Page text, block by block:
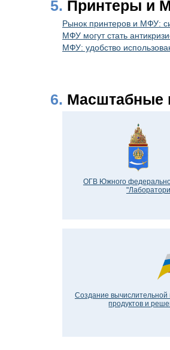
5. Принтеры и
Рынок принтеров и МФУ:
МФУ могут стать
МФУ: удобство
6. Масштабные
ОГВ Южного
Создание
продуктов и